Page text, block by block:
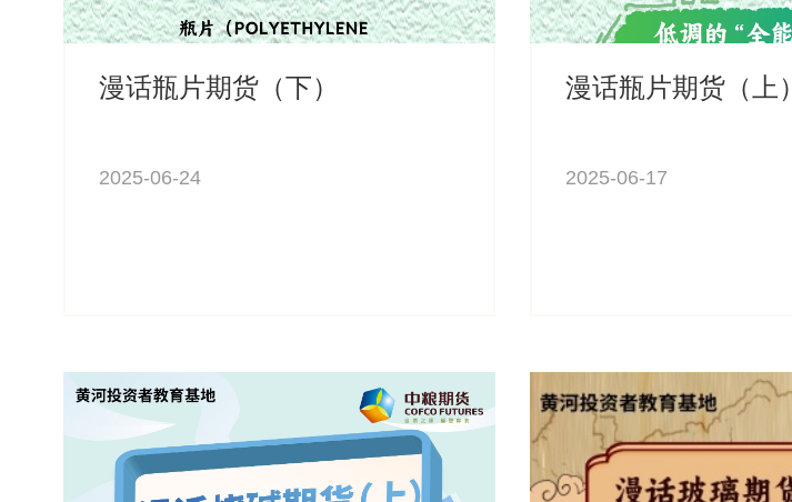
漫话瓶片期货（下）
2025-06-24
漫话瓶片期货（上）
2025-06-17